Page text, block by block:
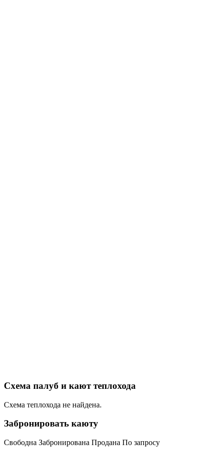
Схема палуб и кают теплохода
Схема теплохода не найдена.
Забронировать каюту
Свободна Забронирована Продана По запросу